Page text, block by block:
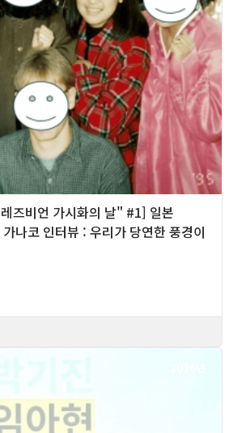
즈비언 가시화의 날" #1] 일본
나코 인터뷰 : 우리가 당연한 풍경이